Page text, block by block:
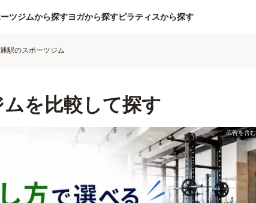
ツジムから探すヨガから探すピラティスから探す
駅のスポーツジム
を比較して探す